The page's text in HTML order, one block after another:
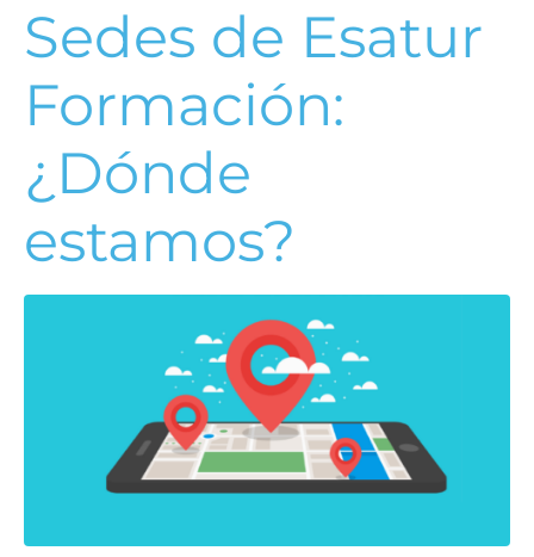
Sedes de Esatur
Formación:
¿Dónde
estamos?